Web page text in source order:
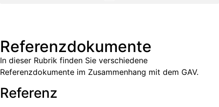
Referenzdokumente
In dieser Rubrik finden Sie verschiedene
Referenzdokumente im Zusammenhang mit dem GAV.
Referenz